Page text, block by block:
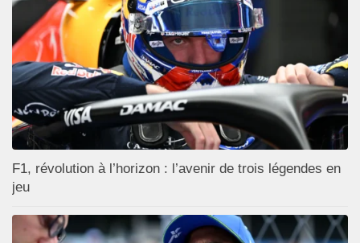
F1, révolution à l’horizon : l’avenir de trois légendes en
jeu